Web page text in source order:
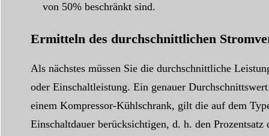
von 50% beschränkt sind.
Ermitteln des durchschnittlichen
Als nächstes müssen Sie die durchschnittliche
oder Einschaltleistung. Ein genauer
einem Kompressor-Kühlschrank, gilt die auf dem
Einschaltdauer berücksichtigen, d. h. den